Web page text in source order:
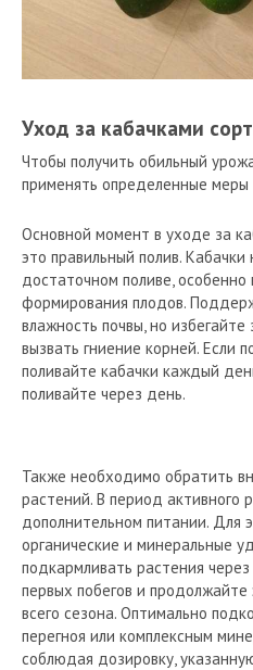
Уход за кабачками
Чтобы получить обильный
применять определенные меры
Основной момент в уходе за
это правильный полив.
достаточном поливе,
формирования плодов.
влажность почвы, но избегайте
вызвать гниение корней. Если
поливайте кабачки каждый
поливайте через день.
Также необходимо обратить
растений. В период активного
дополнительном питании. Для
органические и минеральные
подкармливать растения
первых побегов и
всего сезона. Оптимально
перегноя или комплексным
соблюдая дозировку,